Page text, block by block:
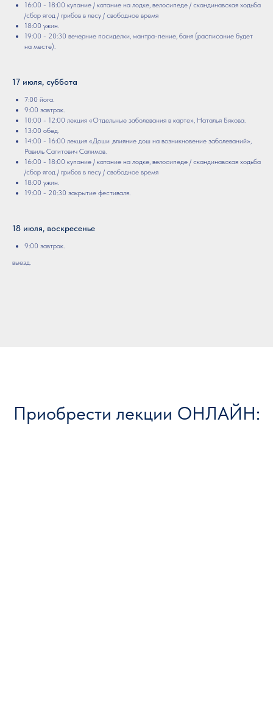
16:00 - 18:00 купание / катание на лодке, велосипеде / скандинавская ходьба
/сбор ягод / грибов в лесу / свободное время
18:00 ужин.
19:00 - 20:30 вечерние посиделки, мантра-пение, баня (расписание будет
на месте).
17 июля, суббота
7:00 йога.
9:00 завтрак.
10:00 - 12:00 лекция «Отдельные заболевания в карте», Наталья Бякова.
13:00 обед.
14:00 - 16:00 лекция «Доши ,влияние дош на возникновение заболеваний»,
Равиль Сагитович Салимов.
16:00 - 18:00 купание / катание на лодке, велосипеде / скандинавская ходьба
/сбор ягод / грибов в лесу / свободное время
18:00 ужин.
19:00 - 20:30 закрытие фестиваля.
18 июля, воскресенье
9:00 завтрак.
выезд.
Приобрести лекции ОНЛАЙН: